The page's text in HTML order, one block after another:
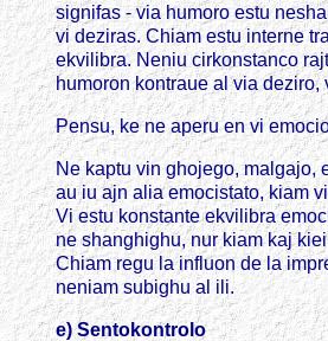
signifas - via humoro estu
vi deziras. Chiam estu interne
ekvilibra. Neniu cirkonstanco
humoron kontraue al via deziro,
Pensu, ke ne aperu en vi
Ne kaptu vin ghojego, malgajo,
au iu ajn alia emocistato, kiam
Vi estu konstante ekvilibra
ne shanghighu, nur kiam kaj
Chiam regu la influon de la
neniam subighu al ili.
e) Sentokontrolo